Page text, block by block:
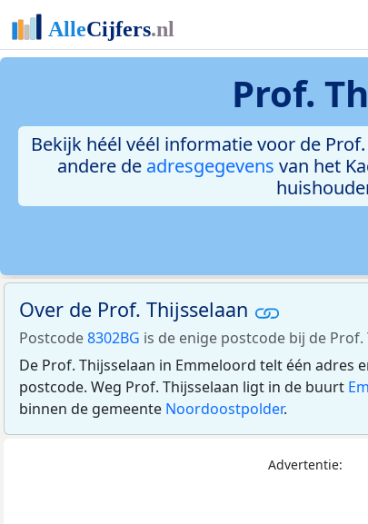
Prof.
Bekijk héél véél informatie voor de
andere de adresgegevens van het
Over de Prof. Thijsselaan
Postcode8302BG is de enige postcode bij de
De Prof. Thijsselaan in Emmeloord telt één adres
postcode. Weg Prof. Thijsselaan ligt in de buurt
binnen de gemeente Noordoostpolder.
Advertentie: